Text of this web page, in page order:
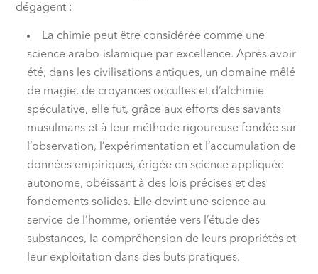
dégagent :
La chimie peut être considérée comme une
science arabo-islamique par excellence. Après avoir
été, dans les civilisations antiques, un domaine mêlé
de magie, de croyances occultes et d’alchimie
spéculative, elle fut, grâce aux efforts des savants
musulmans et à leur méthode rigoureuse fondée sur
l’observation, l’expérimentation et l’accumulation de
données empiriques, érigée en science appliquée
autonome, obéissant à des lois précises et des
fondements solides. Elle devint une science au
service de l’homme, orientée vers l’étude des
substances, la compréhension de leurs propriétés et
leur exploitation dans des buts pratiques.